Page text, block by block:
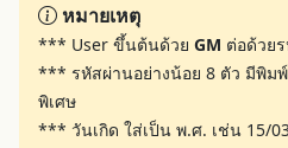
หมายเหตุ
*** User ขึ้นต้นด้วย GM ต่อด้วย
*** รหัสผ่านอย่างน้อย 8 ตัว มีพิม
พิเศษ
*** วันเกิด ใส่เป็น พ.ศ. เช่น 15/